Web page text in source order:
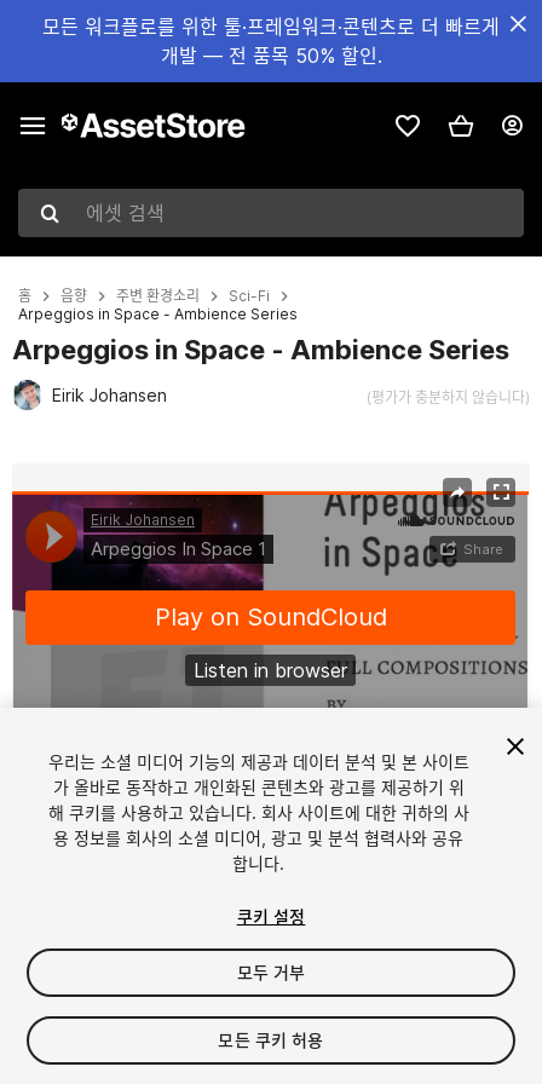
모든 워크플로를 위한 툴·프레임워크·콘텐츠로 더 빠르게
개발 — 전 품목 50% 할인.
에셋 검색
홈 음향 주변 환경소리
Sci-Fi
Arpeggios in Space - Ambience Series
Arpeggios in Space - Ambience Series
Eirik Johansen (평가가 충분하지 않습니다)
1/6
$14.99
세금/부가세는 결제 시 반영됩니다.
우리는 소셜 미디어 기능의 제공과 데이터 분석 및 본 사이트
가 올바로 동작하고 개인화된 콘텐츠와 광고를 제공하기 위
해 쿠키를 사용하고 있습니다. 회사 사이트에 대한 귀하의 사
용 정보를 회사의 소셜 미디어, 광고 및 분석 협력사와 공유
합니다.
쿠키 설정
모두 거부
모든 쿠키 허용